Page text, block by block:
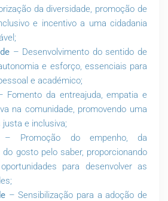
da diversidade, promoção de
e incentivo a uma cidadania
– Desenvolvimento do sentido de
e esforço, essenciais para
e académico;
Fomento da entreajuda, empatia e
na comunidade, promovendo uma
e inclusiva;
– Promoção do empenho, da
gosto pelo saber, proporcionando
para desenvolver as
– Sensibilização para a adoção de